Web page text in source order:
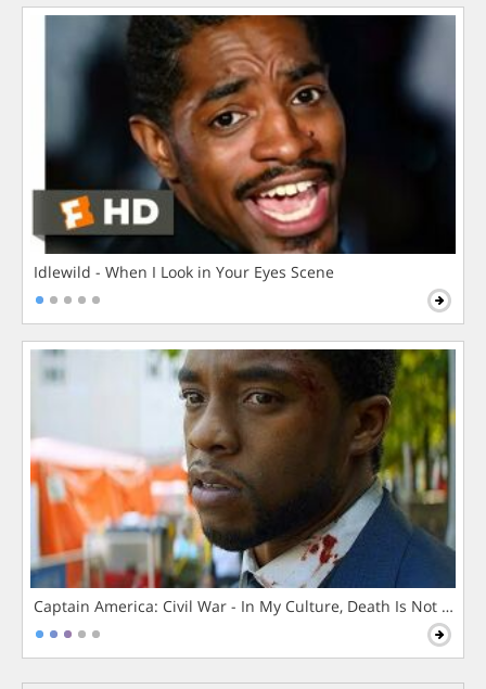
Idlewild - When I Look in Your Eyes Scene
Captain America: Civil War - In My Culture, Death Is Not The